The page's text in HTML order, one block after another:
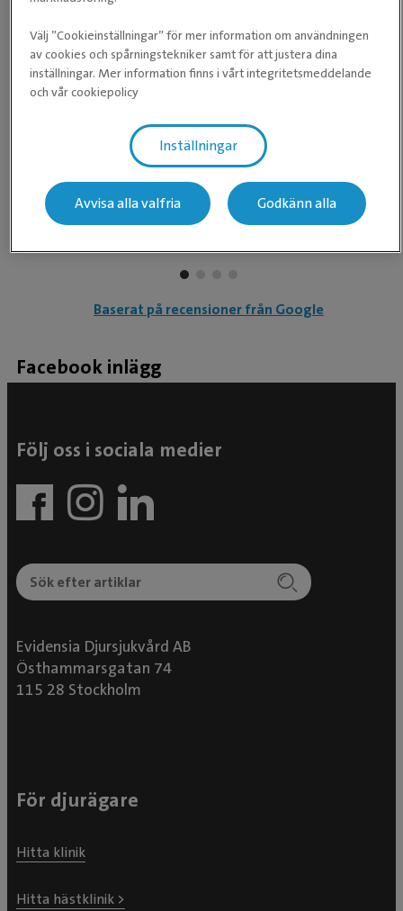
Våra recensioner
Trevligt bemötande, vår valp va avslappnad vid
vaccinationen då de tog sig tid med honom.
Baserat på recensioner från Google
Facebook inlägg
Följ oss i sociala medier
Evidensia Djursjukvård AB
Östhammarsgatan 74
115 28 Stockholm
För djurägare
Hitta klinik
Hitta hästklinik >
Välj ”Cookieinställningar” för mer information om användningen
av cookies och spårningstekniker samt för att justera dina
inställningar. Mer information finns i vårt integritetsmeddelande
och vår cookiepolicy
Inställningar
Avvisa alla valfria Godkänn alla